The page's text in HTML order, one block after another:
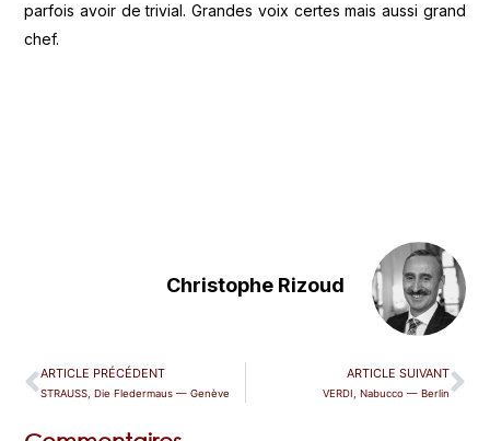
parfois avoir de trivial. Grandes voix certes mais aussi grand
chef.
Christophe Rizoud
ARTICLE PRÉCÉDENT
STRAUSS, Die Fledermaus — Genève
ARTICLE SUIVANT
VERDI, Nabucco — Berlin